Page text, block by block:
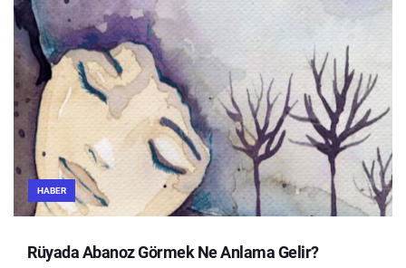
HABER
Rüyada Abanoz Görmek Ne Anlama Gelir?